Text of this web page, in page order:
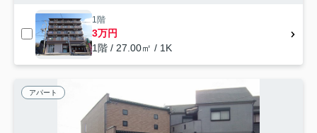
1階
3万円
1階 / 27.00㎡ / 1K
アパート